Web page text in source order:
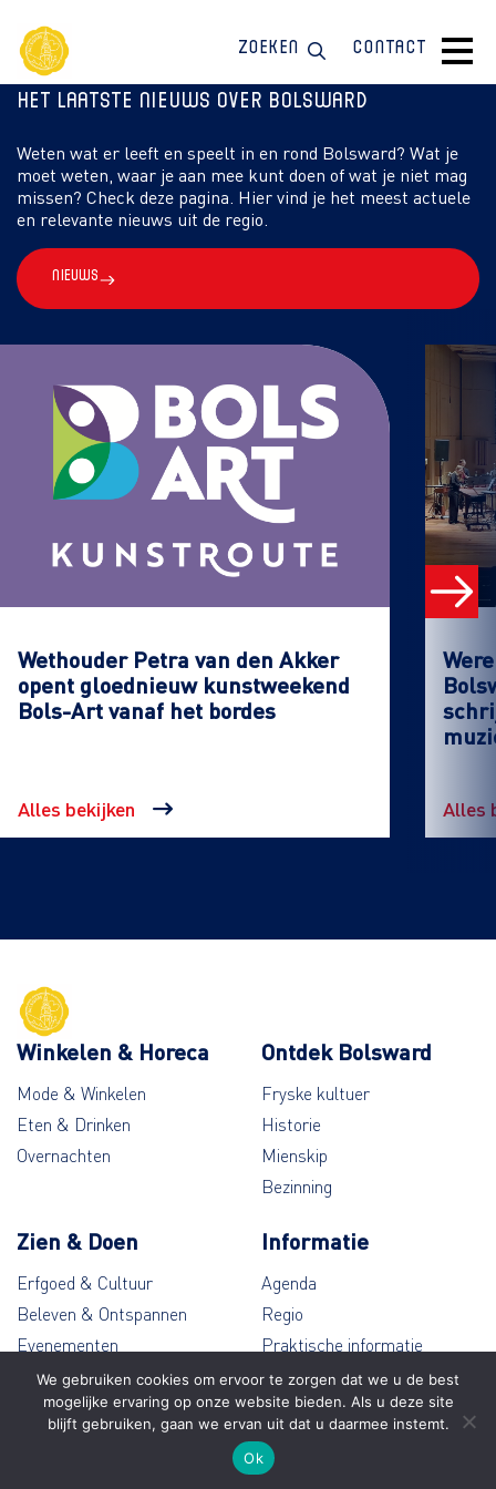
Zoeken Contact
Het laatste nieuws over Bolsward
Weten wat er leeft en speelt in en rond Bolsward? Wat je
moet weten, waar je aan mee kunt doen of wat je niet mag
missen? Check deze pagina. Hier vind je het meest actuele
en relevante nieuws uit de regio.
Nieuws
Wethouder Petra van den Akker
opent gloednieuw kunstweekend
Bols-Art vanaf het bordes
Alles bekijken Alles
Winkelen & Horeca
Mode & Winkelen
Eten & Drinken
Overnachten
Ontdek Bolsward
Fryske kultuer
Historie
Mienskip
Bezinning
Zien & Doen
Erfgoed & Cultuur
Beleven & Ontspannen
Evenementen
Wandelen & Fietsen
Informatie
Agenda
Regio
Praktische informatie
Contact
We gebruiken cookies om ervoor te zorgen dat we u de best
mogelijke ervaring op onze website bieden. Als u deze site
blijft gebruiken, gaan we ervan uit dat u daarmee instemt.
Ok